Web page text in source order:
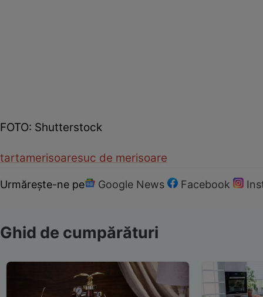
FOTO: Shutterstock
tartamerisoaresuc de merisoare
Urmărește-ne pe Google News Facebook
Ghid de cumpărături